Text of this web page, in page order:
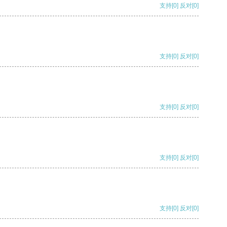
支持[0] 反对[0]
支持[0] 反对[0]
支持[0] 反对[0]
支持[0] 反对[0]
支持[0] 反对[0]